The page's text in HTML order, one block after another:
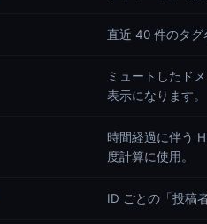
直近 40 件のタグ
ミュートしたド
表示になります。
時間経過に伴う
度計算に使用。
ID ごとの「投稿